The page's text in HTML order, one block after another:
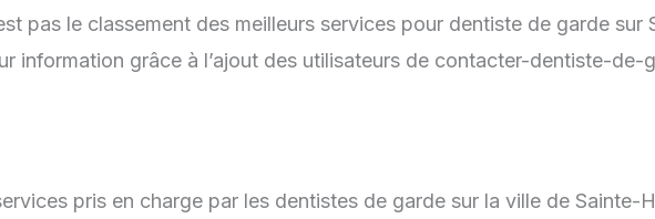
pas le classement des meilleurs services pour dentiste de garde sur
information grâce à l’ajout des utilisateurs de contacter-dentiste-de-
pris en charge par les dentistes de garde sur la ville de Sainte-